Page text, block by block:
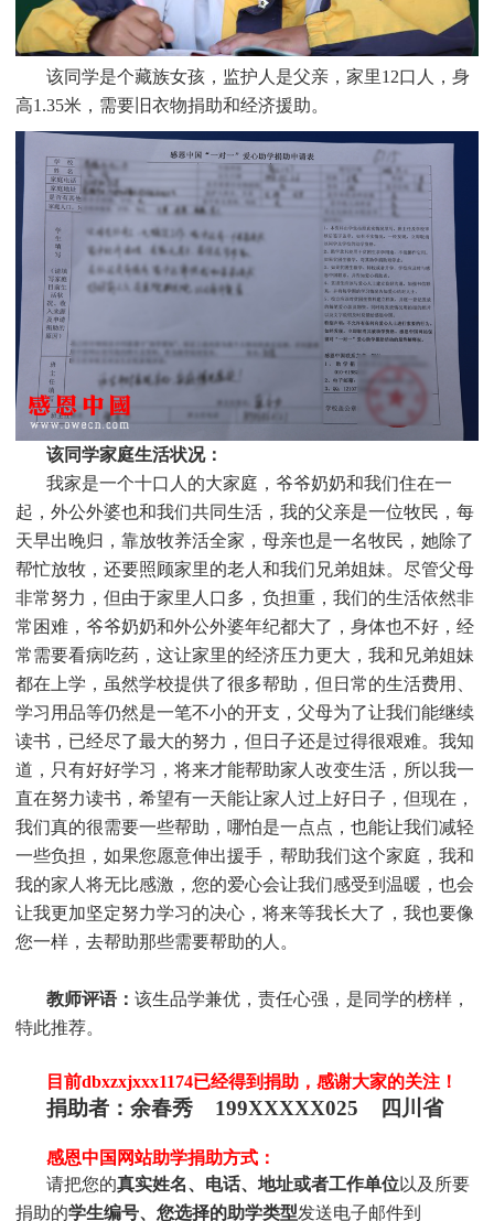
该同学是个藏族女孩，监护人是父亲，家里12口人，身
高1.35米，需要旧衣物捐助和经济援助。
该同学家庭生活状况：
我家是一个十口人的大家庭，爷爷奶奶和我们住在一
起，外公外婆也和我们共同生活，我的父亲是一位牧民，每
天早出晚归，靠放牧养活全家，母亲也是一名牧民，她除了
帮忙放牧，还要照顾家里的老人和我们兄弟姐妹。尽管父母
非常努力，但由于家里人口多，负担重，我们的生活依然非
常困难，爷爷奶奶和外公外婆年纪都大了，身体也不好，经
常需要看病吃药，这让家里的经济压力更大，我和兄弟姐妹
都在上学，虽然学校提供了很多帮助，但日常的生活费用、
学习用品等仍然是一笔不小的开支，父母为了让我们能继续
读书，已经尽了最大的努力，但日子还是过得很艰难。我知
道，只有好好学习，将来才能帮助家人改变生活，所以我一
直在努力读书，希望有一天能让家人过上好日子，但现在，
我们真的很需要一些帮助，哪怕是一点点，也能让我们减轻
一些负担，如果您愿意伸出援手，帮助我们这个家庭，我和
我的家人将无比感激，您的爱心会让我们感受到温暖，也会
让我更加坚定努力学习的决心，将来等我长大了，我也要像
您一样，去帮助那些需要帮助的人。
教师评语： 该生品学兼优，责任心强，是同学的榜样，
特此推荐。
目前dbxzxjxxx1174已经得到捐助，感谢大家的关注！
捐助者： 余春秀 199XXXXX025 四川省
感恩中国网站助学捐助方式：
请把您的真实姓名、电话、地址或者工作单位以及所要
捐助的学生编号、您选择的助学类型发送电子邮件到